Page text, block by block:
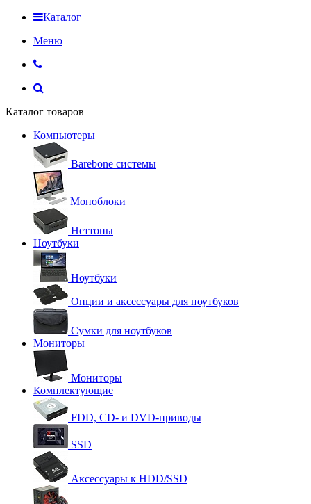
Каталог
Меню
Каталог товаров
Компьютеры
Barebone системы
Моноблоки
Неттопы
Ноутбуки
Ноутбуки
Опции и аксессуары для ноутбуков
Сумки для ноутбуков
Мониторы
Мониторы
Комплектующие
FDD, CD- и DVD-приводы
SSD
Аксессуары к HDD/SSD